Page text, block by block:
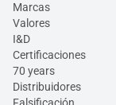
Marcas
Valores
I&D
Certificaciones
70 years
Distribuidores